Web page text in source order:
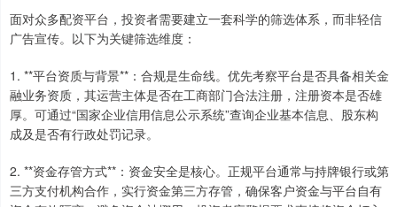
面对众多配资平台，投资者需要建立一套科学的筛选体系，而非轻信
广告宣传。以下为关键筛选维度：
1. **平台资质与背景**：合规是生命线。优先考察平台是否具备相关金
融业务资质，其运营主体是否在工商部门合法注册，注册资本是否雄
厚。可通过“国家企业信用信息公示系统”查询企业基本信息、股东构
成及是否有行政处罚记录。
2. **资金存管方式**：资金安全是核心。正规平台通常与持牌银行或第
三方支付机构合作，实行资金第三方存管，确保客户资金与平台自有